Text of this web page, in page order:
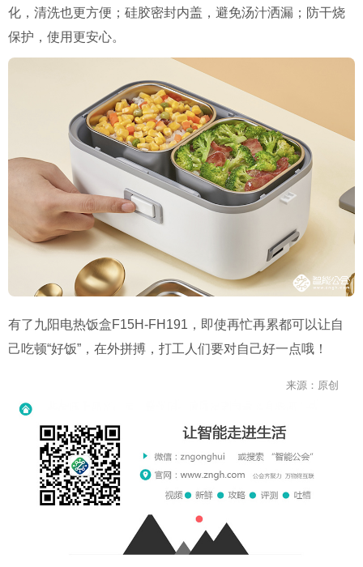
化，清洗也更方便；硅胶密封内盖，避免汤汁洒漏；防干烧
保护，使用更安心。
有了九阳电热饭盒F15H-FH191，即使再忙再累都可以让自
己吃顿“好饭”，在外拼搏，打工人们要对自己好一点哦！
来源：原创